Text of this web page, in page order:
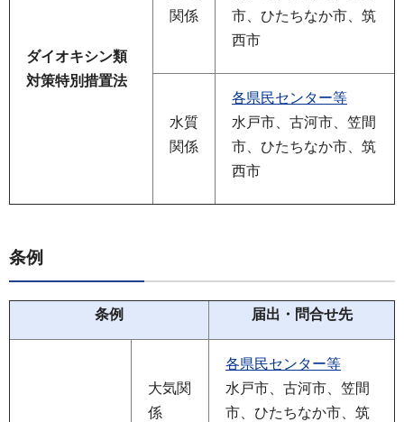
ダイオキシン類
対策特別措置法
関係
市、ひたちなか市、筑
西市
水質
関係
各県民センター等
水戸市、古河市、笠間
市、ひたちなか市、筑
西市
条例
条例 届出・問合せ先
大気関
係
各県民センター等
水戸市、古河市、笠間
市、ひたちなか市、筑